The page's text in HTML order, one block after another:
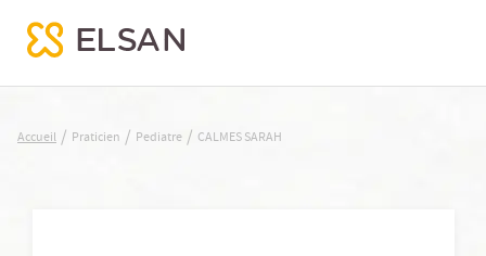
CALMES SARAH
Accueil / Praticien / Pediatre / CALMES SARAH